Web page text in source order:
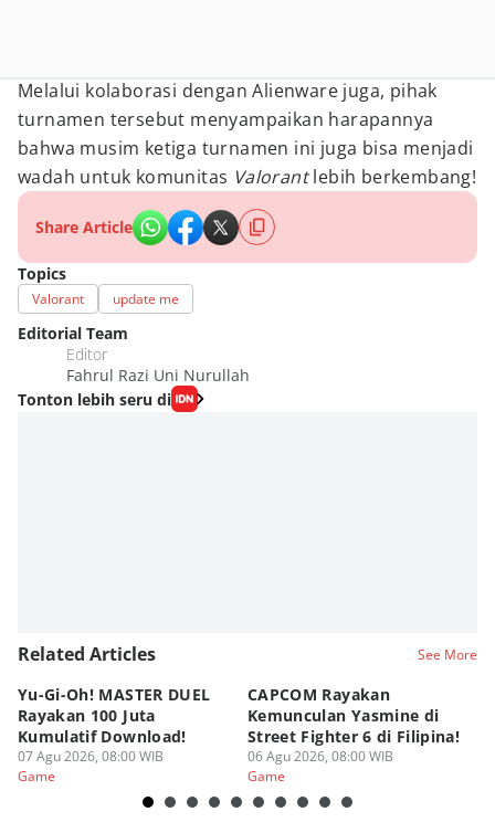
Melalui kolaborasi dengan Alienware juga, pihak
turnamen tersebut menyampaikan harapannya
bahwa musim ketiga turnamen ini juga bisa menjadi
wadah untuk komunitas Valorantlebih berkembang!
Share Article
Topics
Valorant update me
Editorial Team
Editor
Fahrul Razi Uni Nurullah
Tonton lebih seru di
Related Articles See More
Yu-Gi-Oh! MASTER DUEL
Rayakan 100 Juta
Kumulatif Download!
07 Agu 2026, 08:00 WIB
Game
CAPCOM Rayakan
Kemunculan Yasmine di
Street Fighter 6 di Filipina!
06 Agu 2026, 08:00 WIB
Game